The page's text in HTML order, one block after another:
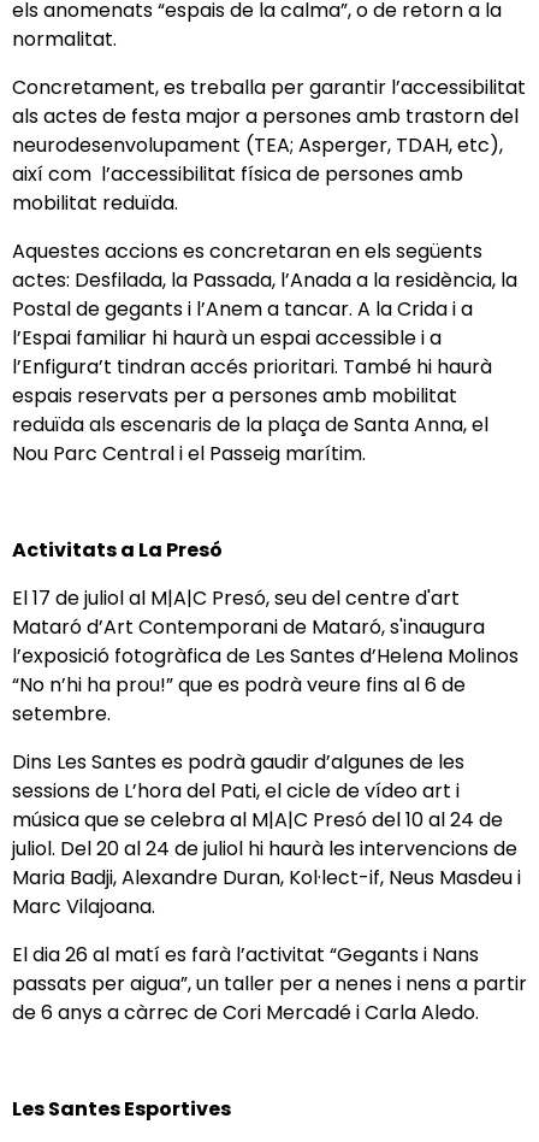
els anomenats “espais de la calma”, o de retorn a la
normalitat.
Concretament, es treballa per garantir l’accessibilitat
als actes de festa major a persones amb trastorn del
neurodesenvolupament (TEA; Asperger, TDAH, etc),
així com l’accessibilitat física de persones amb
mobilitat reduïda.
Aquestes accions es concretaran en els següents
actes: Desfilada, la Passada, l’Anada a la residència, la
Postal de gegants i l’Anem a tancar. A la Crida i a
l’Espai familiar hi haurà un espai accessible i a
l’Enfigura’t tindran accés prioritari. També hi haurà
espais reservats per a persones amb mobilitat
reduïda als escenaris de la plaça de Santa Anna, el
Nou Parc Central i el Passeig marítim.
Activitats a La Presó
El 17 de juliol al M|A|C Presó, seu del centre d'art
Mataró d’Art Contemporani de Mataró, s'inaugura
l’exposició fotogràfica de Les Santes d’Helena Molinos
“No n’hi ha prou!” que es podrà veure fins al 6 de
setembre.
Dins Les Santes es podrà gaudir d’algunes de les
sessions de L’hora del Pati, el cicle de vídeo art i
música que se celebra al M|A|C Presó del 10 al 24 de
juliol. Del 20 al 24 de juliol hi haurà les intervencions de
Maria Badji, Alexandre Duran, Kol·lect-if, Neus Masdeu i
Marc Vilajoana.
El dia 26 al matí es farà l’activitat “Gegants i Nans
passats per aigua”, un taller per a nenes i nens a partir
de 6 anys a càrrec de Cori Mercadé i Carla Aledo.
Les Santes Esportives